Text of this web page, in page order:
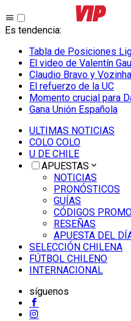
Es tendencia:
Tabla de Posiciones
El video de Valentín
Claudio Bravo y Vozinha
El refuerzo de la UC
Momento crucial para
Gana Unión Española
ULTIMAS NOTICIAS
COLO COLO
U DE CHILE
APUESTAS
NOTICIAS
PRONÓSTICOS
GUÍAS
CÓDIGOS
RESEÑAS
APUESTA DEL
SELECCIÓN CHILENA
FÚTBOL CHILENO
INTERNACIONAL
síguenos